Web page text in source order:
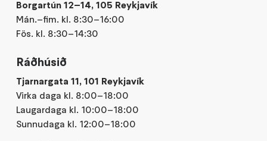
Borgartún 12–14, 105 Reykjavík
Mán.–fim. kl. 8:30–16:00
Fös. kl. 8:30–14:30
Ráðhúsið
Tjarnargata 11, 101 Reykjavík
Virka daga kl. 8:00–18:00
Laugardaga kl. 10:00–18:00
Sunnudaga kl. 12:00–18:00